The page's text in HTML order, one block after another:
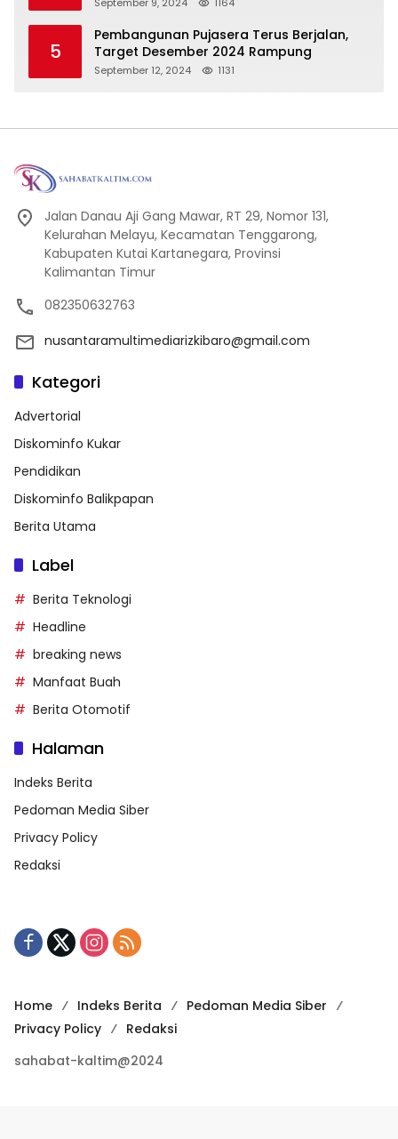
5
Pembangunan Pujasera Terus Berjalan,
Target Desember 2024 Rampung
September 12, 2024 1131
Jalan Danau Aji Gang Mawar, RT 29, Nomor 131,
Kelurahan Melayu, Kecamatan Tenggarong,
Kabupaten Kutai Kartanegara, Provinsi
Kalimantan Timur
082350632763
nusantaramultimediarizkibaro@gmail.com
Kategori
Advertorial
Diskominfo Kukar
Pendidikan
Diskominfo Balikpapan
Berita Utama
Label
Berita Teknologi
Headline
breaking news
Manfaat Buah
Berita Otomotif
Halaman
Indeks Berita
Pedoman Media Siber
Privacy Policy
Redaksi
Home Indeks Berita
Pedoman Media Siber
Privacy Policy
Redaksi
sahabat-kaltim@2024